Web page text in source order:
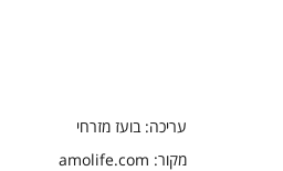
עריכה: בועז מזרחי
מקור: amolife.com